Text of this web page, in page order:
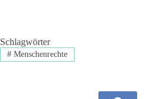
Schlagwörter
#Menschenrechte